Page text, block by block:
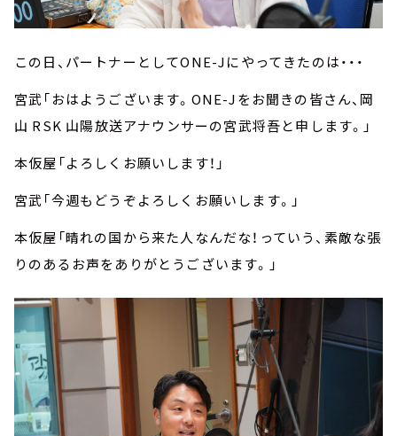
この日、パートナーとしてONE-Jにやってきたのは・・・
宮武「おはようございます。ONE-Jをお聞きの皆さん、岡
山 RSK 山陽放送アナウンサーの宮武将吾と申します。」
本仮屋「よろしくお願いします！」
宮武「今週もどうぞよろしくお願いします。」
本仮屋「晴れの国から来た人なんだな！っていう、素敵な張
りのあるお声をありがとうございます。」